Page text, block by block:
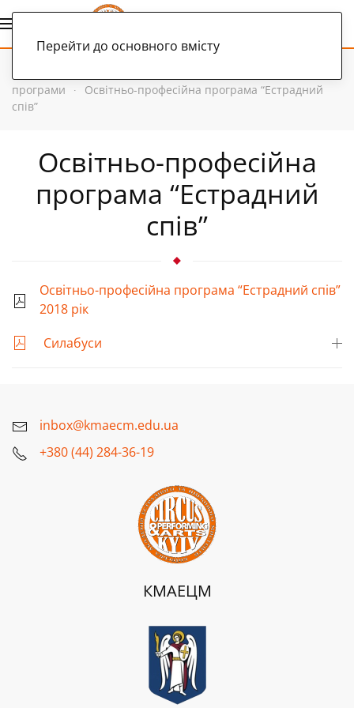
Перейти до основного вмісту
програми
Освітньо-професійна програма “Естрадний
спів”
Освітньо-професійна
програма “Естрадний
спів”
Освітньо-професійна програма “Естрадний спів”
2018 рік
Силабуси
inbox@kmaecm.edu.ua
+380 (44) 284-36-19
КМАЕЦМ